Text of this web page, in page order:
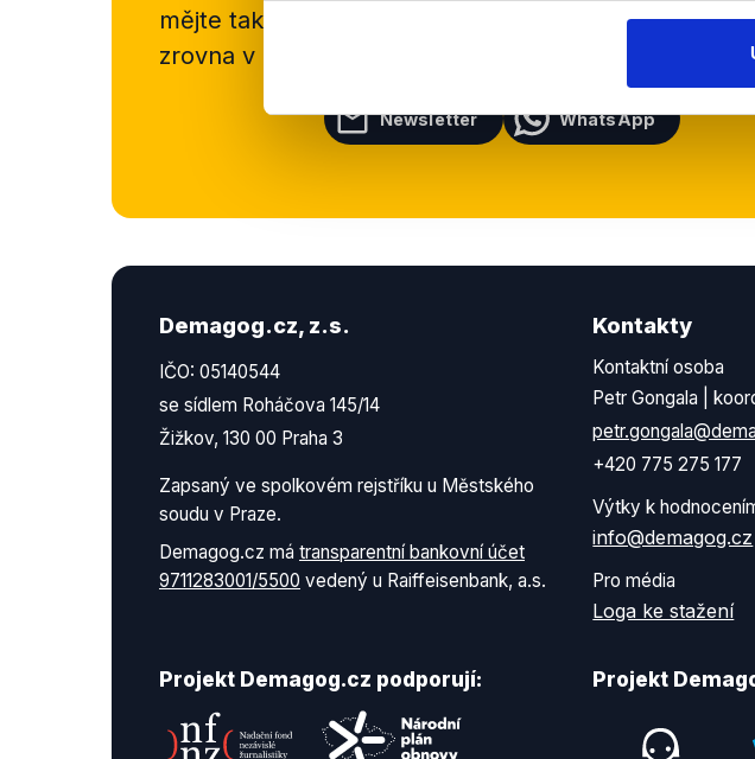
mějte tak přehled o tom, jaké dezinformace a
zrovna v Česku šíří.
Newsletter WhatsApp
Demagog.cz, z.s.
IČO: 05140544
se sídlem Roháčova 145/14
Žižkov, 130 00 Praha 3
Zapsaný ve spolkovém rejstříku u Městského
soudu v Praze.
Demagog.cz má transparentní bankovní účet
9711283001/5500 vedený u Raiffeisenbank, a.s.
Kontakty
Kontaktní osoba
Petr Gongala |
+420 775 275 177
Výtky k
info@demagog.cz
Pro média
Loga ke stažení
Projekt Demagog.cz podporují: Projekt